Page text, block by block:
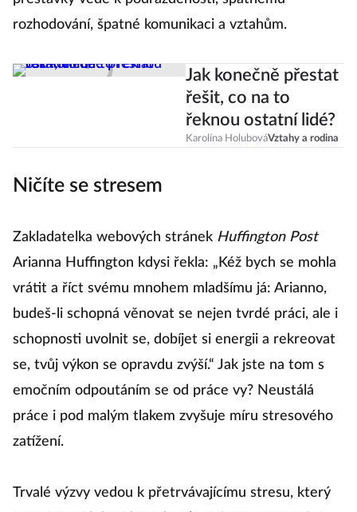
rozhodování, špatné komunikaci a vztahům.
Jak konečně přestat
řešit, co na to
řeknou ostatní lidé?
Karolína HolubováVztahy a rodina
Ničíte se stresem
Zakladatelka webových stránek Huffington Post
Arianna Huffington kdysi řekla: „Kéž bych se mohla
vrátit a říct svému mnohem mladšímu já: Arianno,
budeš-li schopná věnovat se nejen tvrdé práci, ale i
schopnosti uvolnit se, dobíjet si energii a rekreovat
se, tvůj výkon se opravdu zvýší.“ Jak jste na tom s
emočním odpoutáním se od práce vy? Neustálá
práce i pod malým tlakem zvyšuje míru stresového
zatížení.
Trvalé výzvy vedou k přetrvávajícímu stresu, který